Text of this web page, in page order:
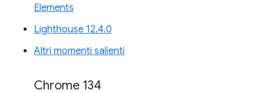
Elements
Lighthouse 12.4.0
Altri momenti salienti
Chrome 134